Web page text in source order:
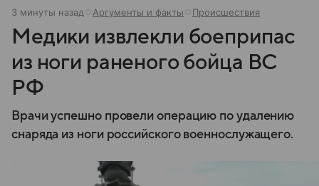
3 минуты назад Аргументы и факты Происшествия
Медики извлекли боеприпас
из ноги раненого бойца ВС
РФ
Врачи успешно провели операцию по удалению
снаряда из ноги российского военнослужащего.